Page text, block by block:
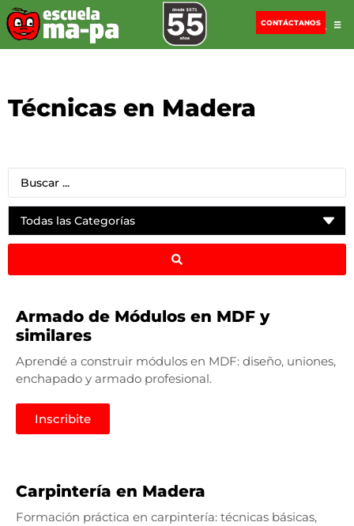
CONTÁCTANOS
Técnicas en Madera
Armado de Módulos en MDF y
similares
Aprendé a construir módulos en MDF: diseño, uniones,
enchapado y armado profesional.
Inscribite
Carpintería en Madera
Formación práctica en carpintería: técnicas básicas,